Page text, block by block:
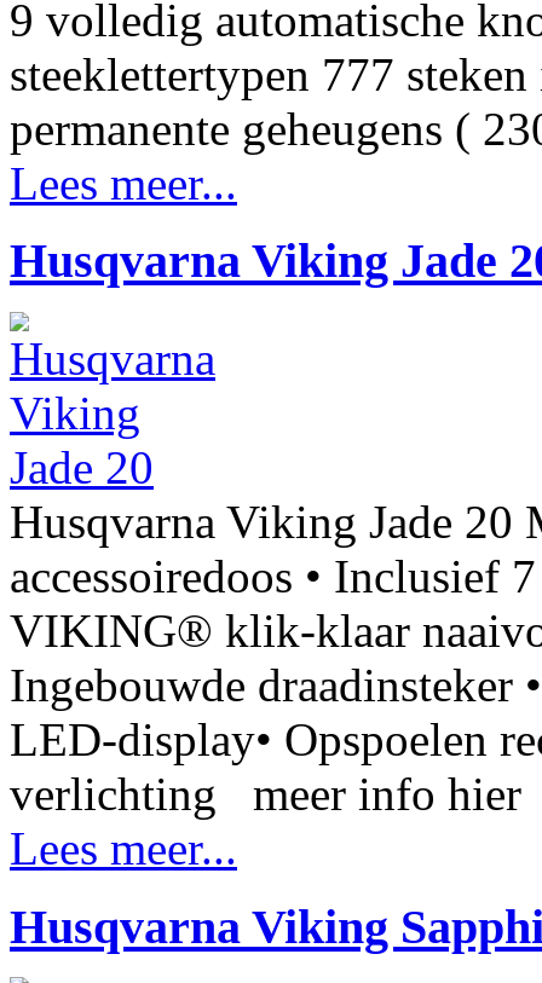
9 volledig automatische
steeklettertypen 777
permanente geheugens (
Lees meer...
Husqvarna Viking Jade
Husqvarna Viking Jade 20
accessoiredoos • Inclusief
VIKING® klik-klaar
Ingebouwde draadinsteker
LED-display• Opspoelen
verlichting meer info
Lees meer...
Husqvarna Viking